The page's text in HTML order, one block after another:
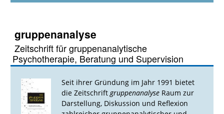
gruppenanalyse
Zeitschrift für gruppenanalytische
Psychotherapie, Beratung und Supervision
Seit ihrer Gründung im Jahr 1991 bietet
die ZeitschriftgruppenanalyseRaum zur
Darstellung, Diskussion und Reflexion